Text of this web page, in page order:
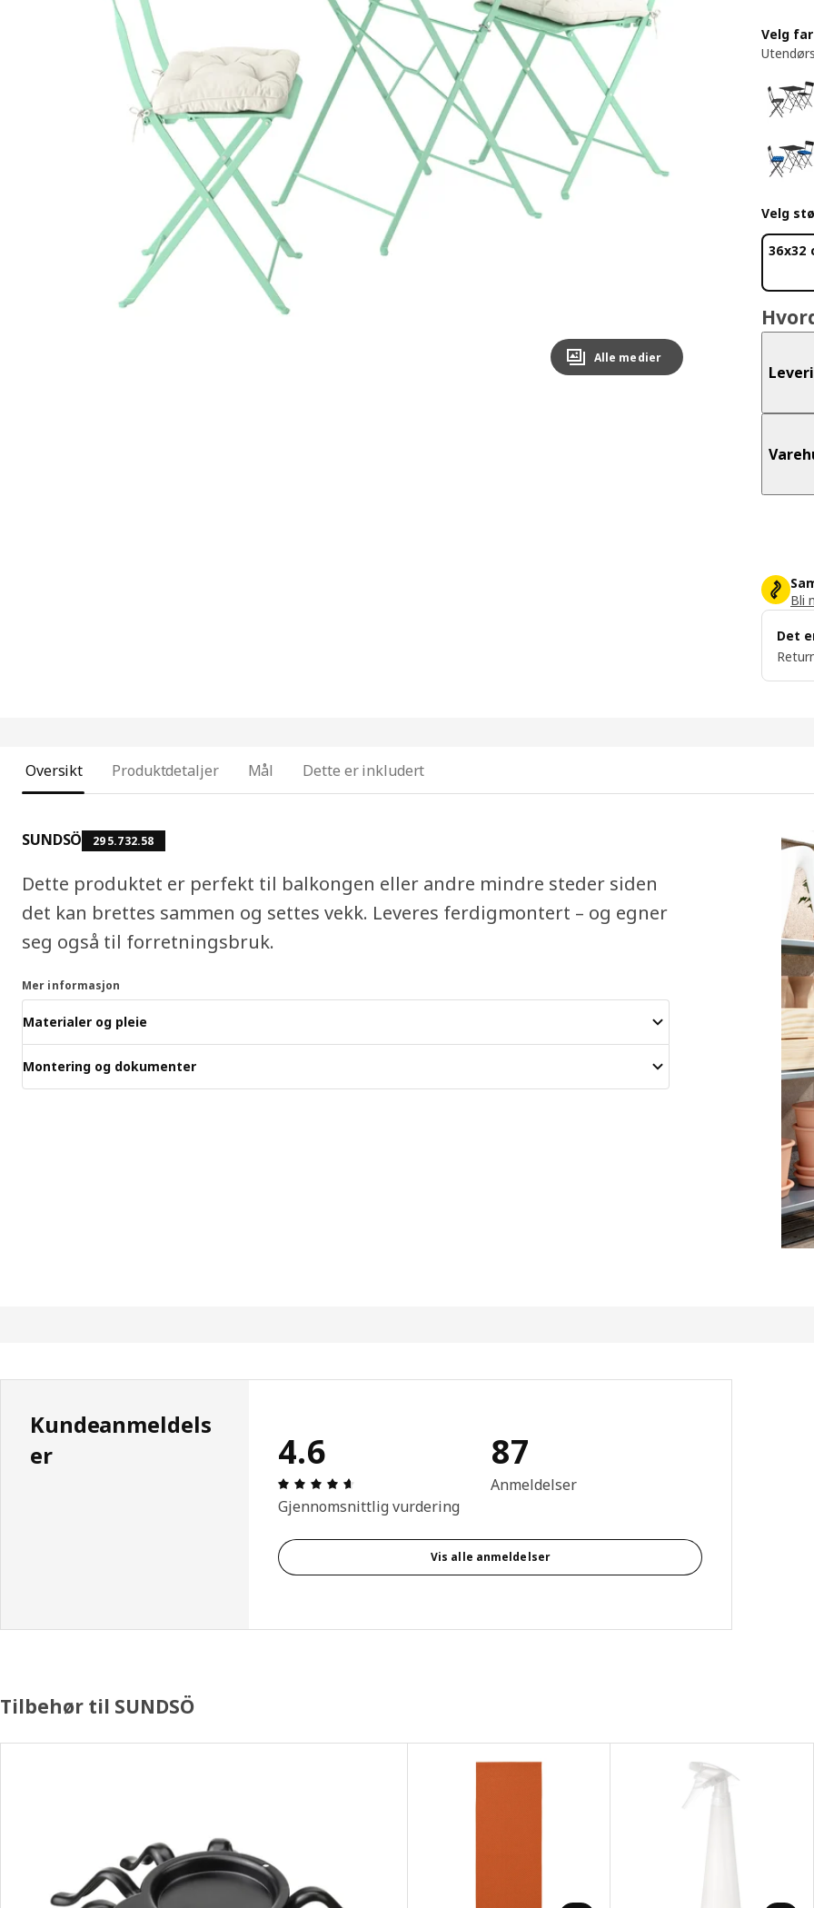
Image zoomed out, normal view
Alle medier
Velg
Velg
36x32
Bli
Det
Oversikt Produktdetaljer Mål Dette er inkludert
SUNDSÖ 295.732.58
Dette produktet er perfekt til balkongen eller andre mindre steder siden
det kan brettes sammen og settes vekk. Leveres ferdigmontert – og egner
seg også til forretningsbruk.
Mer informasjon
Materialer og pleie
Montering og dokumenter
Kundeanmeldels
er
4.6
Produktomtale: 4.6 ingen kundevurdering 5 stjerner. Totalt antall
Gjennomsnittlig vurdering
87
Anmeldelser
Vis alle anmeldelser
Tilbehør til SUNDSÖ